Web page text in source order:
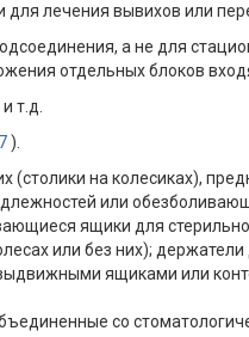
лечения вывихов или
а не для
отдельных блоков
т.д.
).
на колесиках),
или
ящики для
или без них); держатели
ящиками или
со